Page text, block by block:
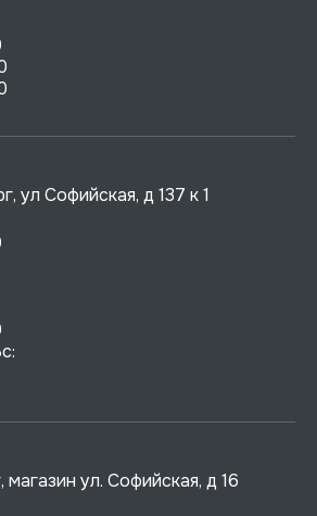
ул Софийская, д 137 к 1
ул. Софийская, д 16